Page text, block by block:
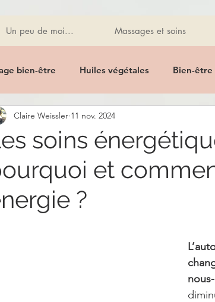
Un peu de moi... Massages et soins
bien-être Huiles végétales Bien-être
Homeostasia Promo
Lithothérapie Pierres Bijoux
soins
et
?
Claire Weissler 11 nov. 2024